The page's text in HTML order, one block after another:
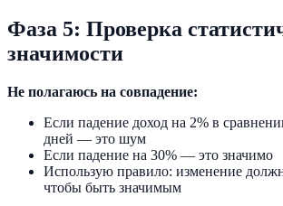
Фаза 5: Проверка
значимости
Не полагаюсь на совпадение:
Если падение доход на 2% в
дней — это шум
Если падение на 30% — это значимо
Использую правило: изменение
чтобы быть значимым